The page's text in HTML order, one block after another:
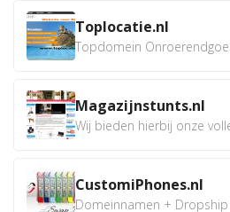
Toplocatie.nl
Magazijnstunts.nl
CustomiPhones.nl